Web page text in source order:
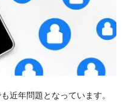
近年問題となっています。